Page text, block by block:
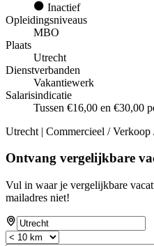
Inactief
Opleidingsniveaus
MBO
Plaats
Utrecht
Dienstverbanden
Vakantiewerk
Salarisindicatie
Tussen €16,00 en €30,00
Utrecht | Commercieel /
Ontvang vergelijkbare
Vul in waar je vergelijkbare
mailadres niet!